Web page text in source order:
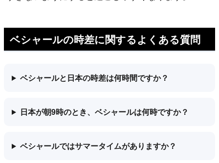
ベシャールの時差に関するよくある質問
ベシャールと日本の時差は何時間ですか？
日本が朝9時のとき、ベシャールは何時ですか？
ベシャールではサマータイムがありますか？